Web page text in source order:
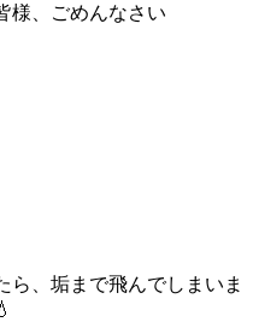
様、ごめんなさい
ら、垢まで飛んでしまいま